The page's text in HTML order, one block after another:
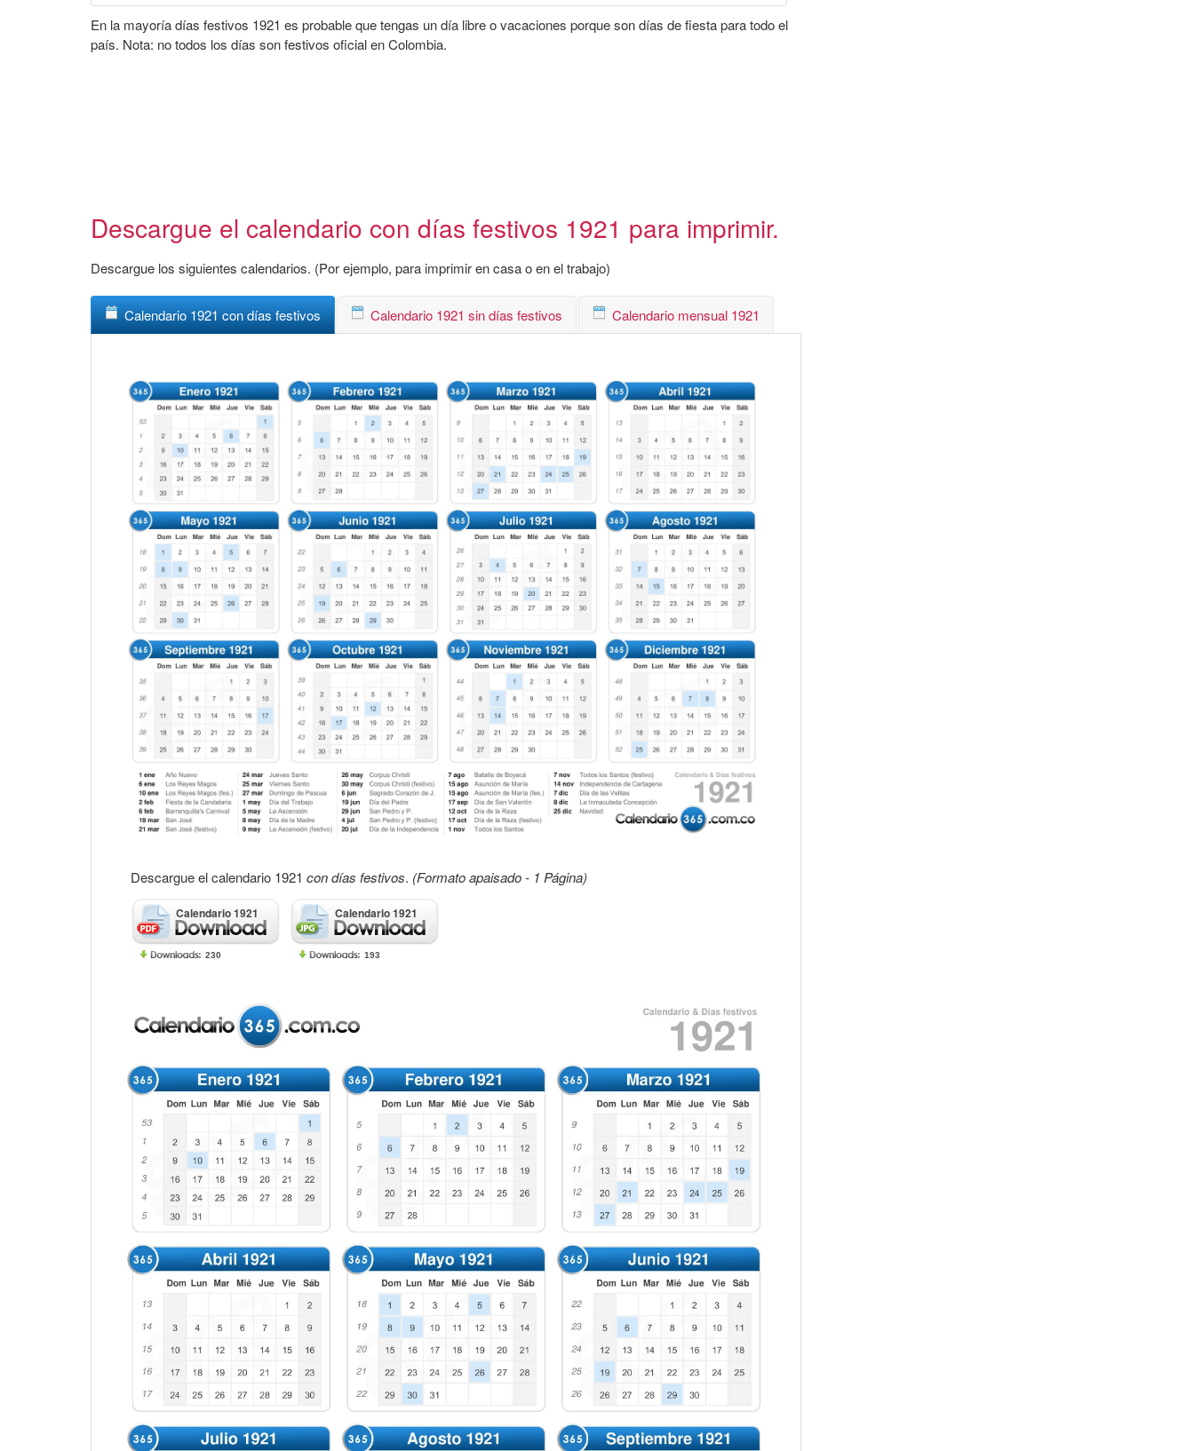
En la mayoría días festivos 1921 es probable que tengas un día libre o vacaciones porque son días de fiesta para todo el
país. Nota: no todos los días son festivos oficial en Colombia.
Descargue el calendario con días festivos 1921 para imprimir.
Descargue los siguientes calendarios. (Por ejemplo, para imprimir en casa o en el trabajo)
Calendario 1921 con días festivos Calendario 1921 sin días festivos Calendario mensual 1921
Descargue el calendario 1921 con días festivos. (Formato apaisado - 1 Página)
Calendario 1921
230
Calendario 1921
193